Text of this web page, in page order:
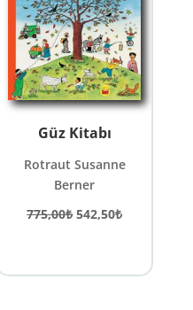
Güz Kitabı
Rotraut Susanne
Berner
775,00₺ Orijinal
542,50₺Şu
542,50₺.